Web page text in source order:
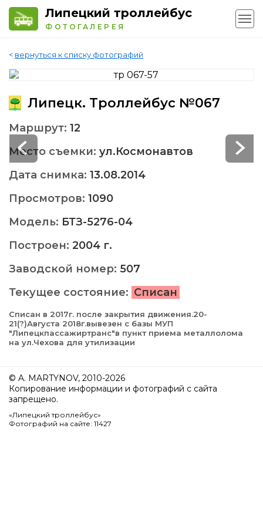
Липецкий троллейбус
ФОТОГАЛЕРЕЯ
< вернуться к списку фотографий
Липецк. Троллейбус №067
Маршрут: 12
Место съемки: ул.Космонавтов
Дата снимка: 13.08.2014
Просмотров: 1090
Модель: БТЗ-5276-04
Построен: 2004 г.
Заводской номер: 507
Текущее состояние: Списан
Списан в 2017г. после закрытия движения.20-
21(?)Августа 2018г.вывезен с базы МУП
"Липецкпассажиртранс"в пункт приема металлолома
на ул.Чехова для утилизации
© A. MARTYNOV, 2010-2026
Копирование информации и фотографий с сайта
запрещено.
«Липецкий троллейбус»
Фотографий на сайте: 11427